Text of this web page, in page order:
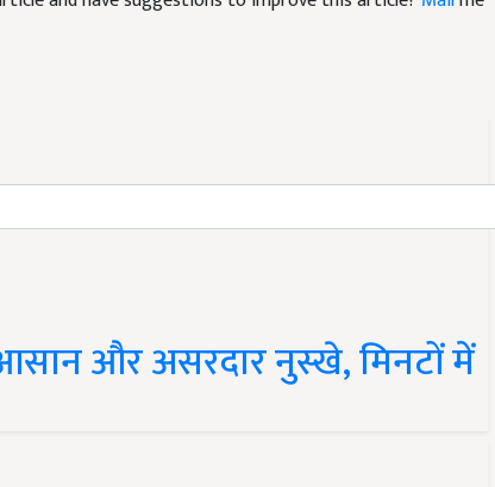
और असरदार नुस्खे, मिनटों में